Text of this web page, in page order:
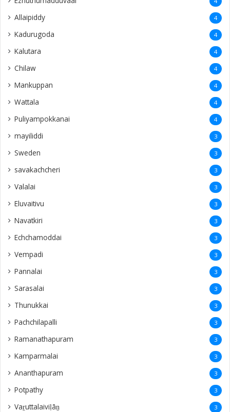
Allaipiddy 4
Kadurugoda 4
Kalutara 4
Chilaw 4
Mankuppan 4
Wattala 4
Puliyampokkanai 4
mayiliddi 3
Sweden 3
savakachcheri 3
Valalai 3
Eluvaitivu 3
Navatkiri 3
Echchamoddai 3
Vempadi 3
Pannalai 3
Sarasalai 3
Thunukkai 3
Pachchilapalli 3
Ramanathapuram 3
Kamparmalai 3
Ananthapuram 3
‎Potpathy 3
Vaṟuttalaiviḷāṉ 3